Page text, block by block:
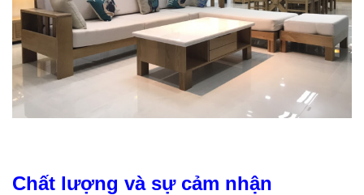
Chất lượng và sự cảm nhận